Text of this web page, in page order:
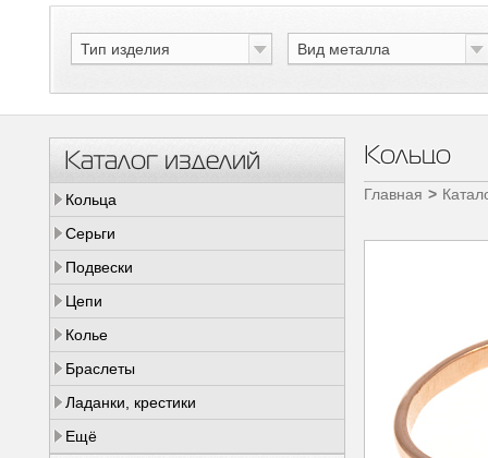
Тип изделия Вид металла
Каталог изделий
Кольца
Серьги
Подвески
Цепи
Колье
Браслеты
Ладанки, крестики
Ещё
Кольцо
Главная